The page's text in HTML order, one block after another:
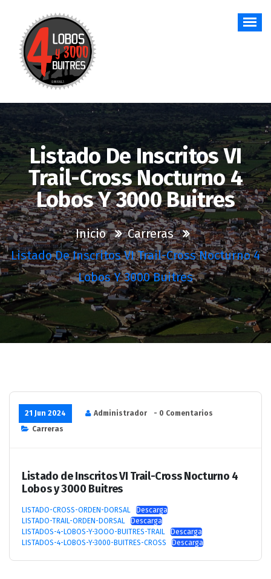
contenido
Listado De Inscritos VI
Trail-Cross Nocturno 4
Lobos Y 3000 Buitres
Inicio
Carreras
Listado De Inscritos VI Trail-Cross Nocturno 4
Lobos Y 3000 Buitres
21 Jun 2024 Administrador
- 0 Comentarios
Carreras
Listado de Inscritos VI Trail-Cross Nocturno 4
Lobos y 3000 Buitres
LISTADO-CROSS-ORDEN-DORSAL
Descarga
LISTADO-TRAIL-ORDEN-DORSAL
Descarga
LISTADOS-4-LOBOS-Y-3OOO-BUITRES-TRAIL
Descarga
LISTADOS-4-LOBOS-Y-3000-BUITRES-CROSS
Descarga